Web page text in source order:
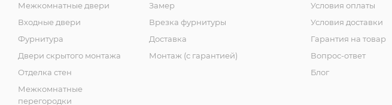
Межкомнатные двери
Входные двери
Фурнитура
Двери скрытого монтажа
Отделка стен
Межкомнатные
перегородки
Замер
Врезка фурнитуры
Доставка
Монтаж (с гарантией)
Условия оплаты
Условия доставки
Гарантия на товар
Вопрос-ответ
Блог